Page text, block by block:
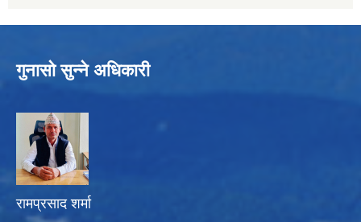
गुनासो सुन्ने अधिकारी
रामप्रसाद शर्मा